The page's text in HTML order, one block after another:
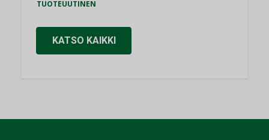
TUOTEUUTINEN
KATSO KAIKKI